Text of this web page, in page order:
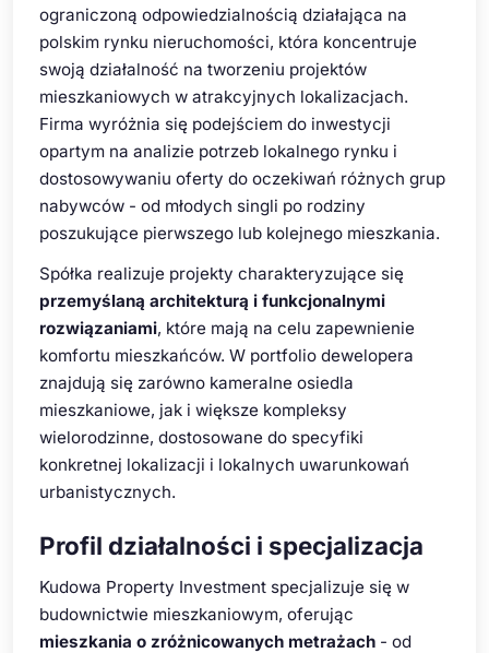
ograniczoną odpowiedzialnością działająca na
polskim rynku nieruchomości, która koncentruje
swoją działalność na tworzeniu projektów
mieszkaniowych w atrakcyjnych lokalizacjach.
Firma wyróżnia się podejściem do inwestycji
opartym na analizie potrzeb lokalnego rynku i
dostosowywaniu oferty do oczekiwań różnych grup
nabywców - od młodych singli po rodziny
poszukujące pierwszego lub kolejnego mieszkania.
Spółka realizuje projekty charakteryzujące się
przemyślaną architekturą i funkcjonalnymi
rozwiązaniami, które mają na celu zapewnienie
komfortu mieszkańców. W portfolio dewelopera
znajdują się zarówno kameralne osiedla
mieszkaniowe, jak i większe kompleksy
wielorodzinne, dostosowane do specyfiki
konkretnej lokalizacji i lokalnych uwarunkowań
urbanistycznych.
Profil działalności i specjalizacja
Kudowa Property Investment specjalizuje się w
budownictwie mieszkaniowym, oferując
mieszkania o zróżnicowanych metrażach - od